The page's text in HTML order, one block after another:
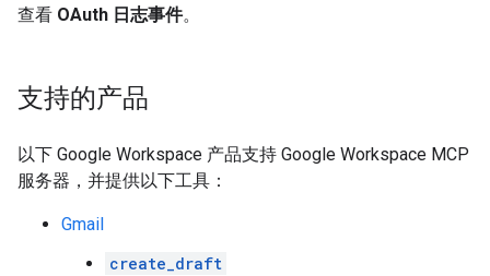
查看 OAuth 日志事件。
支持的产品
以下 Google Workspace 产品支持 Google Workspace MCP
服务器，并提供以下工具：
Gmail
create_draft